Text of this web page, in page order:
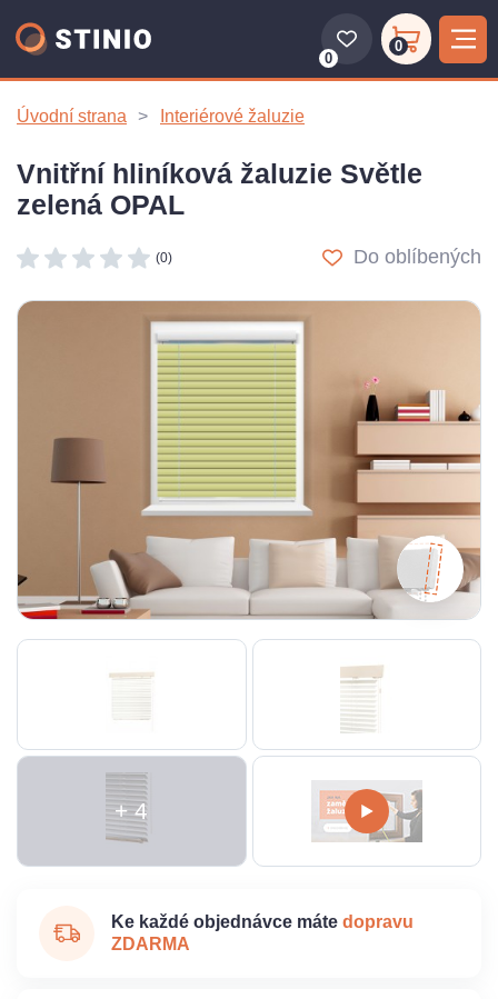
0
0
Úvodní strana Interiérové žaluzie
Vnitřní hliníková žaluzie Světle
zelená OPAL
(0) Do oblíbených
+ 4
Ke každé objednávce máte dopravu
ZDARMA